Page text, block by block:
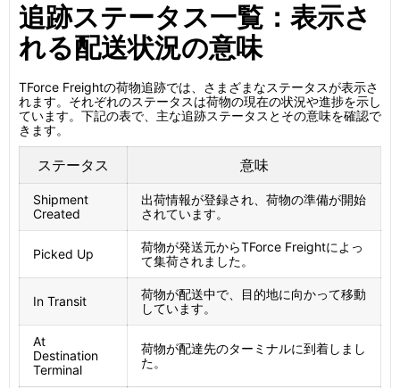
追跡ステータス一覧：表示さ
れる配送状況の意味
TForce Freightの荷物追跡では、さまざまなステータスが表示さ
れます。それぞれのステータスは荷物の現在の状況や進捗を示し
ています。下記の表で、主な追跡ステータスとその意味を確認で
きます。
ステータス 意味
Shipment
Created
出荷情報が登録され、荷物の準備が開始
されています。
Picked Up
荷物が発送元からTForce Freightによっ
て集荷されました。
In Transit
荷物が配送中で、目的地に向かって移動
しています。
At
Destination
Terminal
荷物が配達先のターミナルに到着しまし
た。